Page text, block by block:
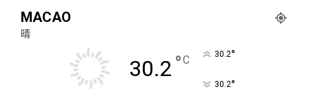
MACAO
晴
30.2 °C 30.2°
30.2°